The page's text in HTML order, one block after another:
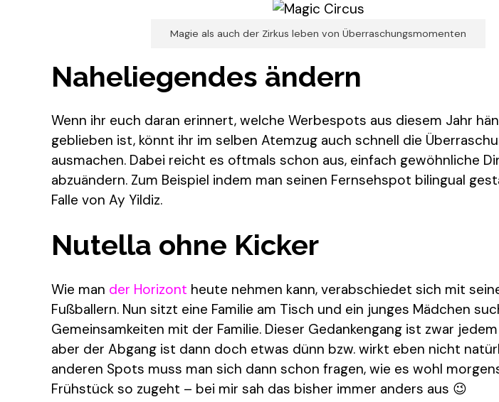
Magie als auch der Zirkus leben von Überraschungsmomenten
Naheliegendes ändern
Wenn ihr euch daran erinnert, welche Werbespots aus diesem Jahr
geblieben ist, könnt ihr im selben Atemzug auch schnell die
ausmachen. Dabei reicht es oftmals schon aus, einfach gewöhnliche
abzuändern. Zum Beispiel indem man seinen Fernsehspot bilingual
Falle von Ay Yildiz.
Nutella ohne Kicker
Wie man der Horizont heute nehmen kann, verabschiedet sich mit
Fußballern. Nun sitzt eine Familie am Tisch und ein junges Mädchen
Gemeinsamkeiten mit der Familie. Dieser Gedankengang ist zwar
aber der Abgang ist dann doch etwas dünn bzw. wirkt eben nicht
anderen Spots muss man sich dann schon fragen, wie es wohl
Frühstück so zugeht – bei mir sah das bisher immer anders aus 😉